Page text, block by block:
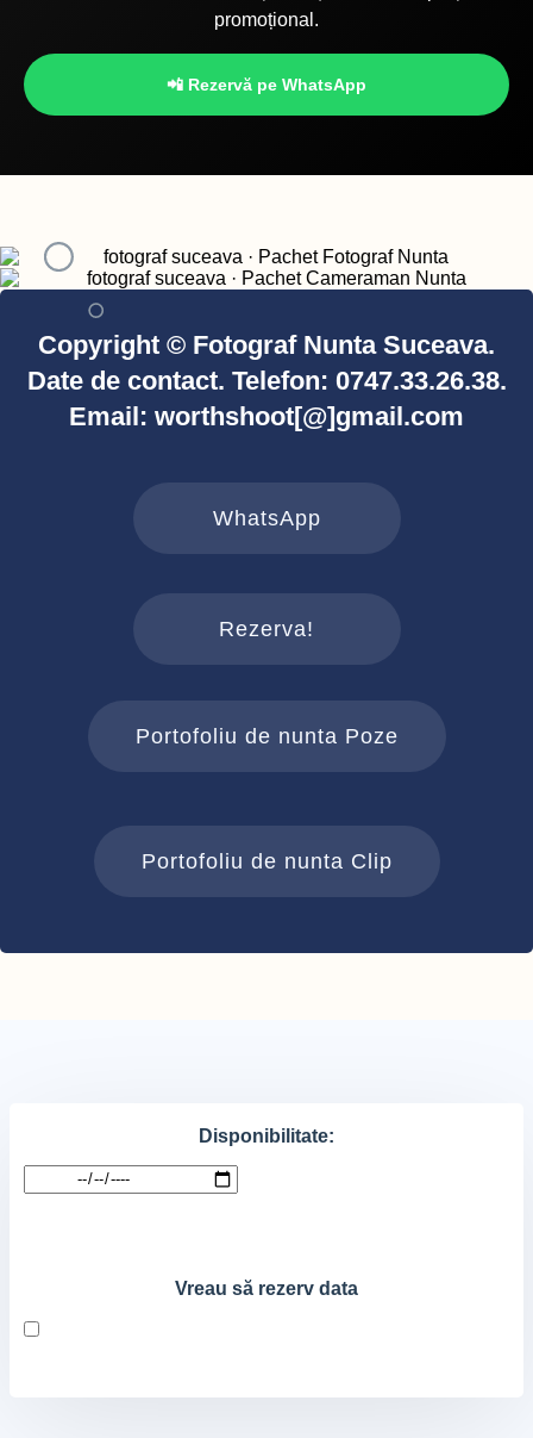
promoțional.
📲 Rezervă pe WhatsApp
Copyright © Fotograf Nunta Suceava.
Date de contact. Telefon: 0747.33.26.38.
Email: worthshoot[@]gmail.com
WhatsApp
Rezerva!
Portofoliu de nunta Poze
Portofoliu de nunta Clip
Disponibilitate:
Vreau să rezerv data